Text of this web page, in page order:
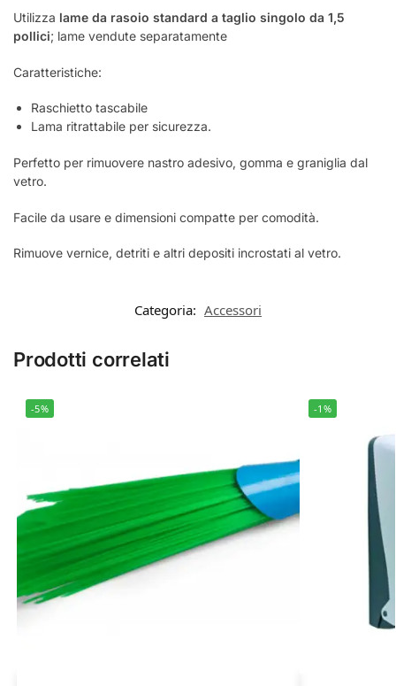
Utilizza lame da rasoio standard a taglio singolo da 1,5
pollici; lame vendute separatamente
Caratteristiche:
Raschietto tascabile
Lama ritrattabile per sicurezza.
Perfetto per rimuovere nastro adesivo, gomma e graniglia dal
vetro.
Facile da usare e dimensioni compatte per comodità.
Rimuove vernice, detriti e altri depositi incrostati al vetro.
Categoria: Accessori
Prodotti correlati
-5% -1%